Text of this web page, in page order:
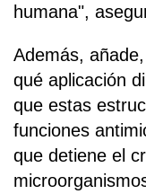
humana",
Además,
qué aplicación
que estas
funciones
que detiene el